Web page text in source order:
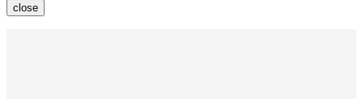
close